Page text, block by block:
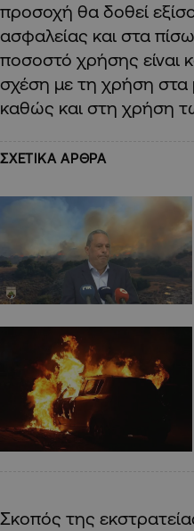
προσοχή θα δοθεί
ασφαλείας και στα
ποσοστό χρήσης είναι
σχέση με τη χρήση στα
καθώς και στη χρήση
ΣΧΕΤΙΚΑ ΑΡΘΡΑ
Σκοπός της